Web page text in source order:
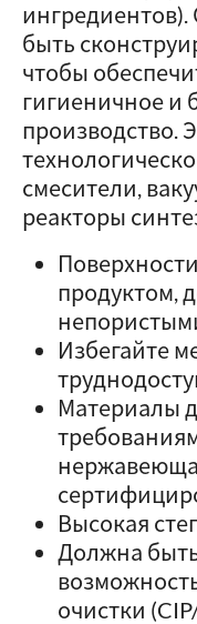
быть
чтобы
гигиеничное и
производство.
смесители,
реакторы
продуктом,
Избегайте
Материалы
Высокая
Должна
очистки